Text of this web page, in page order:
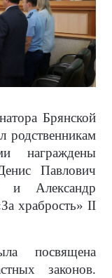
Брянской
родственникам
награждены
Павлович
и Александр
храбрость» II
посвящена
законов.